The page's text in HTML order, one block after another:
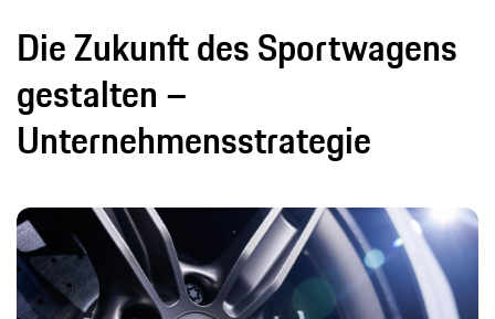
Die Zukunft des Sportwagens
gestalten –
Unternehmensstrategie